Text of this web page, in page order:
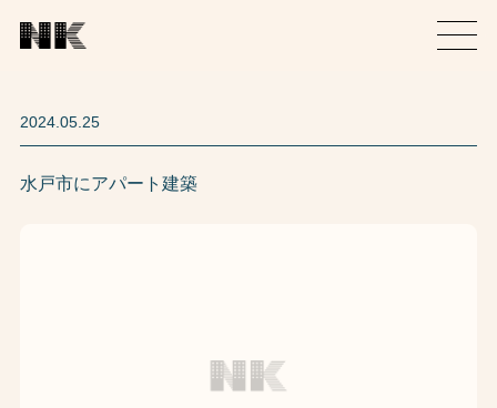
2024.05.25
水戸市にアパート建築